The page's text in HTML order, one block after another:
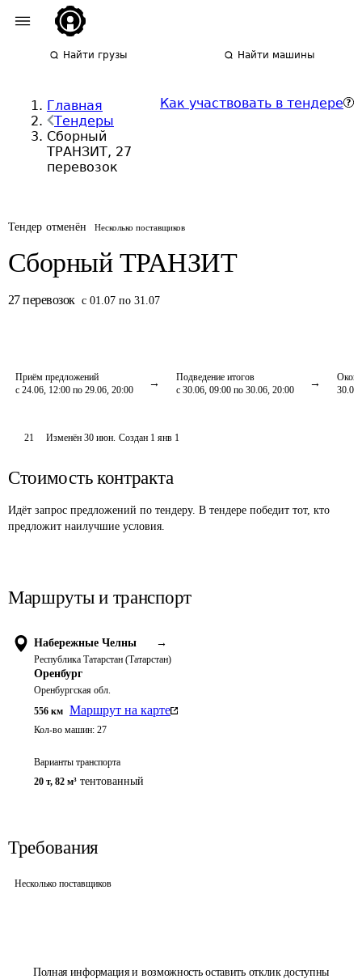
Найти грузы Найти машины
Главная
Тендеры
Сборный
ТРАНЗИТ, 27
перевозок
Как участвовать в тендере
Тендер отменён Несколько поставщиков
Сборный ТРАНЗИТ
27 перевозок с 01.07 по 31.07
Приём предложений
с 24.06, 12:00 по 29.06, 20:00
Подведение итогов
с 30.06, 09:00 по 30.06, 20:00
Полная информация и возможность оставить отклик доступны
21 Изменён30 июн. Создан 1 янв 1
Стоимость контракта
Идёт запрос предложений по тендеру. В тендере победит тот, кто
предложит наилучшие условия.
Маршруты и транспорт
Набережные Челны →
Республика Татарстан (Татарстан)
Оренбург
Оренбургская обл.
556 км Маршрут на карте
Кол-во машин: 27
Варианты транспорта
20 т, 82 м³ тентованный
Требования
Несколько поставщиков